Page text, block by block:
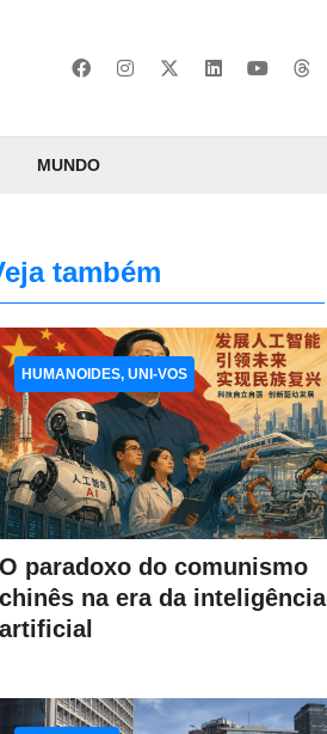
MUNDO
também
O paradoxo do comunismo
chinês na era da inteligência
artificial
HUMANOIDES, UNI-VOS